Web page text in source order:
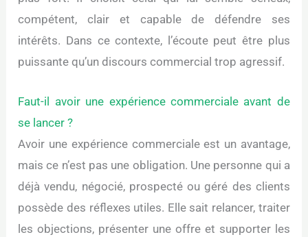
compétent, clair et capable de défendre ses
intérêts. Dans ce contexte, l’écoute peut être plus
puissante qu’un discours commercial trop agressif.
Faut-il avoir une expérience commerciale avant de
se lancer ?
Avoir une expérience commerciale est un avantage,
mais ce n’est pas une obligation. Une personne qui a
déjà vendu, négocié, prospecté ou géré des clients
possède des réflexes utiles. Elle sait relancer, traiter
les objections, présenter une offre et supporter les